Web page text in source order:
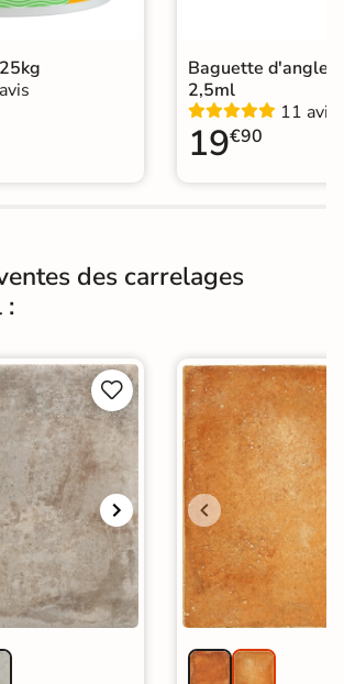
Carrelage 33x33 cm|
Carrelage sol cuisine|
Carrelage salon moderne|
Carrelage Chambre|Carrelage WC
Baguette d'angle
2,5ml
11 avis
19€90
des carrelages

